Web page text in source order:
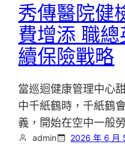
秀傳醫院健
費增添 職
續保險戰略
當巡迴健康管理中心
中千紙鶴時，千紙鶴
義，開始在空中一般
admin 2026 年 6 月